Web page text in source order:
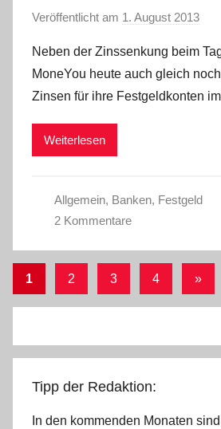
Veröffentlicht am 1. August 2013
C
W
Neben der Zinssenkung beim
MoneYou heute auch gleich
Zinsen für ihre Festgeldkonten
Weiterlesen
Allgemein, Banken, Festgeld
2 Kommentare
Seitennummerierung
der
1 2 3 4 »
Tipp der Redaktion:
In den kommenden Monaten